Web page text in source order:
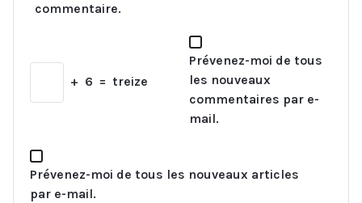
commentaire.
+ 6 = treize
Prévenez-moi de tous
les nouveaux
commentaires par e-
mail.
Prévenez-moi de tous les nouveaux articles
par e-mail.